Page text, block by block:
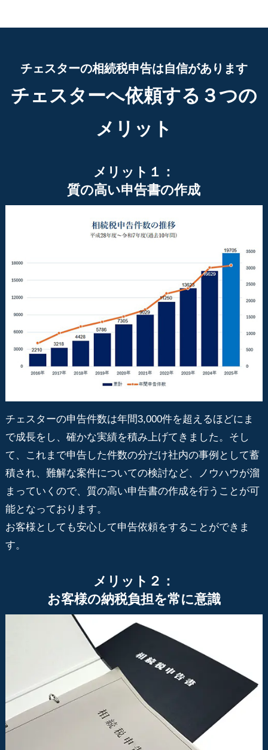
チェスターの相続税申告は自信があります
チェスターへ依頼する３つの
メリット
メリット１：
質の高い申告書の作成
チェスターの申告件数は年間3,000件を超えるほどにま
で成長をし、確かな実績を積み上げてきました。そし
て、これまで申告した件数の分だけ社内の事例として蓄
積され、難解な案件についての検討など、ノウハウが溜
まっていくので、質の高い申告書の作成を行うことが可
能となっております。
お客様としても安心して申告依頼をすることができま
す。
メリット２：
お客様の納税負担を常に意識